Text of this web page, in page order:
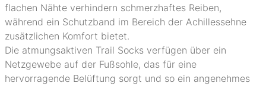
flachen Nähte verhindern schmerzhaftes Reiben,
während ein Schutzband im Bereich der Achillessehne
zusätzlichen Komfort bietet.
Die atmungsaktiven Trail Socks verfügen über ein
Netzgewebe auf der Fußsohle, das für eine
hervorragende Belüftung sorgt und so ein angenehmes